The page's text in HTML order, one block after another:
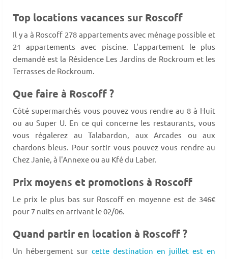
Top locations vacances sur Roscoff
Il y a à Roscoff 278 appartements avec ménage possible et
21 appartements avec piscine. L'appartement le plus
demandé est la Résidence Les Jardins de Rockroum et les
Terrasses de Rockroum.
Que faire à Roscoff ?
Côté supermarchés vous pouvez vous rendre au 8 à Huit
ou au Super U. En ce qui concerne les restaurants, vous
vous régalerez au Talabardon, aux Arcades ou aux
chardons bleus. Pour sortir vous pouvez vous rendre au
Chez Janie, à l'Annexe ou au Kfé du Laber.
Prix moyens et promotions à Roscoff
Le prix le plus bas sur Roscoff en moyenne est de 346€
pour 7 nuits en arrivant le 02/06.
Quand partir en location à Roscoff ?
Un hébergement sur cette destination en juillet est en